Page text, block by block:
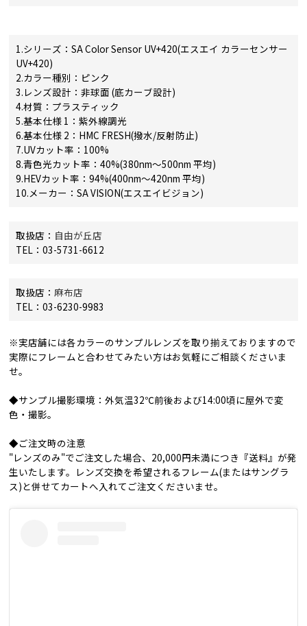
1.シリーズ：SA Color Sensor UV+420(エスエイ カラーセンサー
UV+420)
2.カラー種別：ピンク
3.レンズ設計：非球面 (底カーブ設計)
4.材質：プラスティック
5.基本仕様 1：紫外線調光
6.基本仕様 2：HMC FRESH(撥水/反射防止)
7.UVカット率：100%
8.青色光カット率：40%(380nm〜500nm 平均)
9.HEVカット率：94%(400nm〜420nm 平均)
10.メーカー：SA VISION(エスエイビジョン)
取扱店： 自由が丘店
TEL：03-5731-6612
取扱店：麻布店
TEL：03-6230-9983
※実店舗には各カラーのサンプルレンズを取り揃えておりますので
実際にフレームと合わせてみたい方はお気軽にご相談くださいま
せ。
◆サンプル撮影環境：外気温32℃前後および14:00頃に屋外で変
色・撮影。
◆ご注文時の注意
"レンズのみ"でご注文した場合、20,000円未満につき『送料』が発
生いたします。レンズ交換を希望されるフレーム(またはサングラ
ス)と併せてカートへ入れてご注文くださいませ。